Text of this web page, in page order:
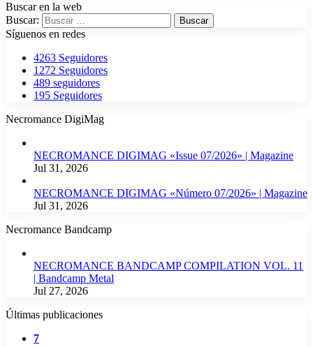
Buscar en la web
Buscar:
Síguenos en redes
4263 Seguidores
1272 Seguidores
489 seguidores
195 Seguidores
Necromance DigiMag
NECROMANCE DIGIMAG «Issue 07/2026» | Magazine
Jul 31, 2026
NECROMANCE DIGIMAG «Número 07/2026» | Magazine
Jul 31, 2026
Necromance Bandcamp
NECROMANCE BANDCAMP COMPILATION VOL. 11
| Bandcamp Metal
Jul 27, 2026
Últimas publicaciones
7